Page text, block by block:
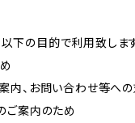
下の目的で利用致します
案内、お問い合わせ等へ
ご案内のため